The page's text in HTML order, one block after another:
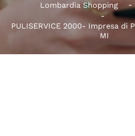
Lombardia Shopping
PULISERVICE 2000- Impresa di
MI